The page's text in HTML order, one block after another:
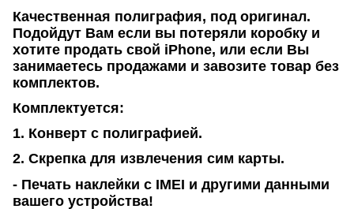
Качественная полиграфия, под оригинал.
Подойдут Вам если вы потеряли коробку и
хотите продать свой iPhone, или если Вы
занимаетесь продажами и завозите товар без
комплектов.
Комплектуется:
1. Конверт с полиграфией.
2. Скрепка для извлечения сим карты.
- Печать наклейки с IMEI и другими данными
вашего устройства!